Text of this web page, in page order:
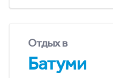
Отдых в
Батуми